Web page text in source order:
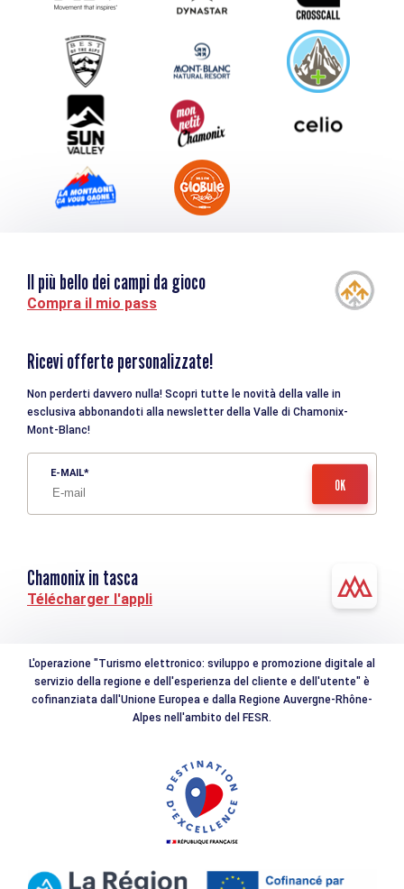
Inviate il vostro evento
Service groupes et séminaires
Scaricare
Turismo e disabilità
Il più bello dei campi da gioco
Compra il mio pass
Ricevi offerte personalizzate!
Non perderti davvero nulla! Scopri tutte le novità della valle in
esclusiva abbonandoti alla newsletter della Valle di Chamonix-
Mont-Blanc!
E-MAIL
Chamonix in tasca
Télécharger l'appli
L'operazione "Turismo elettronico: sviluppo e promozione digitale al
servizio della regione e dell'esperienza del cliente e dell'utente" è
cofinanziata dall'Unione Europea e dalla Regione Auvergne-Rhône-
Alpes nell'ambito del FESR.